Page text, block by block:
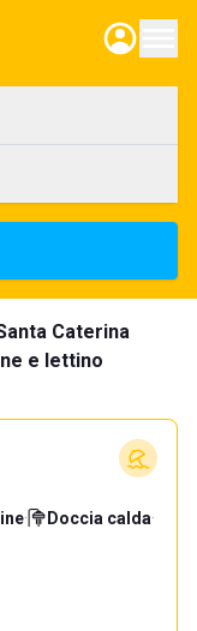
Caterina
e lettino
· Doccia calda·